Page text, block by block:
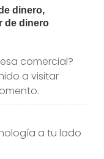
comercial?
a visitar
a tu lado